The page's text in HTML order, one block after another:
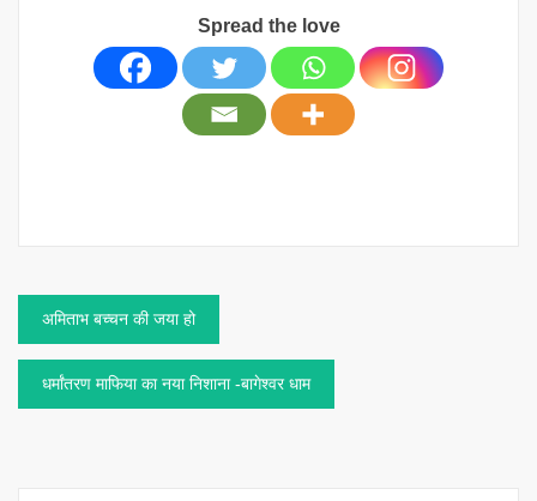
Spread the love
Post
navigation
अमिताभ बच्चन की जया हो
धर्मांतरण माफिया का नया निशाना -बागेश्वर धाम